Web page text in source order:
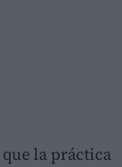
la práctica